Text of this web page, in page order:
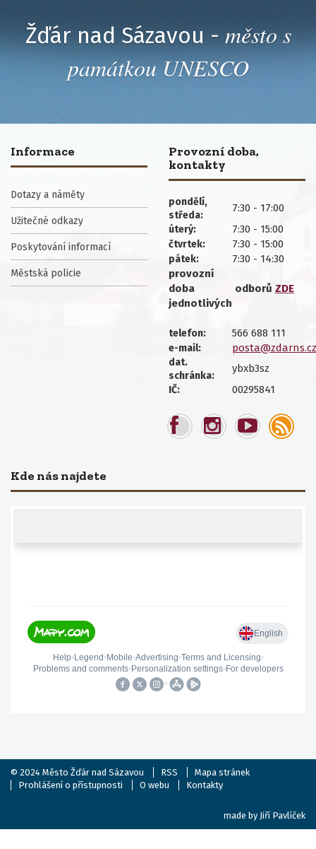
Žďár nad Sázavou - město s
památkou UNESCO
Informace
Dotazy a náměty
Užitečné odkazy
Poskytování informací
Městská policie
Provozní doba,
kontakty
pondělí,
středa:
7:30 - 17:00
úterý: 7:30 - 15:00
čtvrtek: 7:30 - 15:00
pátek:
7:30 - 14:30
provozní
doba
jednotlivých
odborů ZDE
telefon: 566 688 111
e-mail: posta@zdarns.cz
dat.
schránka:
ybxb3sz
IČ: 00295841
Kde nás najdete
© 2024 Město Žďár nad Sázavou RSS
Mapa stránek
Prohlášení o přístupnosti
O webu Kontakty
made by Jiří Pavlíček